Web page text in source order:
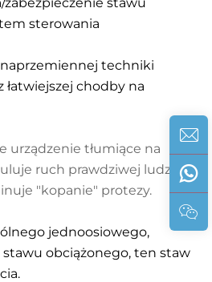
sterowania
techniki
łatwiejszej chodby na
urządzenie tłumiące na
ruch prawdziwej ludzkiej
"kopanie" protezy.
jednoosiowego,
obciążonego, ten staw